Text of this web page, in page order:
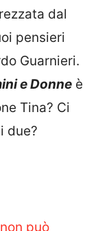
dal
pensieri
Guarnieri.
e Donne è
Tina? Ci
due?
può